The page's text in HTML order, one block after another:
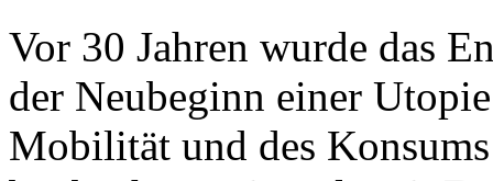
Vor 30 Jahren wurde das
der Neubeginn einer
Mobilität und des